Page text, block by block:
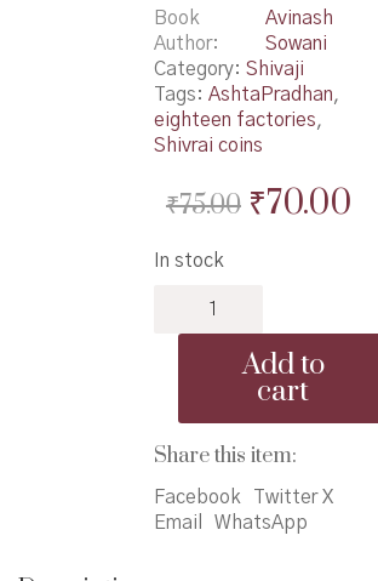
Book
Author
Avinash
Sowani
Category: Shivaji
Tags: AshtaPradhan,
eighteen factories,
Shivrai coins
₹75.00 Original
₹70.00
In stock
Chhatrapati
AshtPradhan
स्वराज्याचे
छत्रपती
अष्टप्रधान
quantity
Add to
cart
Share this item:
Facebook
Twitter X
Email
WhatsApp